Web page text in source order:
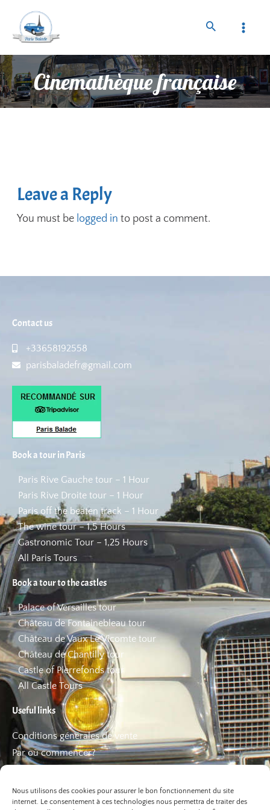
Nous utilisons des cookies pour assurer le bon fonctionnement du site
internet. Le consentement à ces technologies nous permettra de traiter des
Cinemathèque française
Leave a Reply
You must be logged in to post a comment.
Contact us
+33658192558
parisbaladefr@gmail.com
Book a tour in Paris
Paris Rive Gauche tour – 1 Hour
Paris Rive Droite tour – 1 Hour
Paris off the beaten track – 1 Hour
The wine tour – 1,5 Hours
Gastronomic Tour – 1,25 Hours
All Paris Tours
Book a tour to the castles
Palace of Versailles tour
Château de Fontainebleau tour
Château de Vaux Le Vicomte tour
Château de Chantilly tour
Castle of Pierrefonds tour
All Castle Tours
Useful links
Conditions générales de vente
Par où commencer?
Les bons plans